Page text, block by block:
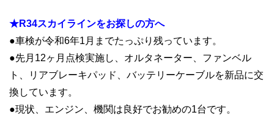
★R34スカイラインをお探しの方へ
●車検が令和6年1月までたっぷり残っています。
●先月12ヶ月点検実施し、オルタネーター、ファンベル
ト、リアブレーキパッド、バッテリーケーブルを新品に交
換しています。
●現状、エンジン、機関は良好でお勧めの1台です。